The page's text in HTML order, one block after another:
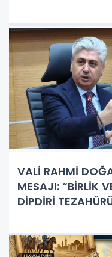
VALİ RAHMİ
MESAJI: “BİRLİK
DİPDİRİ